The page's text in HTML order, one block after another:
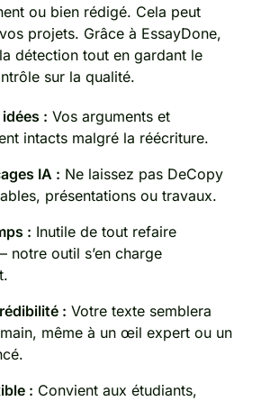
ou bien rédigé. Cela peut
projets. Grâce à EssayDone,
détection tout en gardant le
sur la qualité.
: Vos arguments et
intacts malgré la réécriture.
IA : Ne laissez pas DeCopy
présentations ou travaux.
: Inutile de tout refaire
notre outil s’en charge
: Votre texte semblera
même à un œil expert ou un
: Convient aux étudiants,